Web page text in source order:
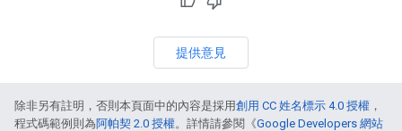
提供意見
除非另有註明，否則本頁面中的內容是採用創用 CC 姓名標示 4.0 授權 ，
程式碼範例則為阿帕契 2.0 授權。詳情請參閱《Google Developers 網站